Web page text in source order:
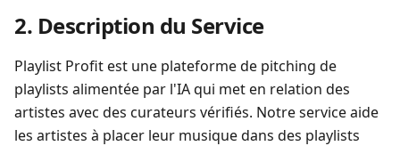
2. Description du Service
Playlist Profit est une plateforme de pitching de
playlists alimentée par l'IA qui met en relation des
artistes avec des curateurs vérifiés. Notre service aide
les artistes à placer leur musique dans des playlists